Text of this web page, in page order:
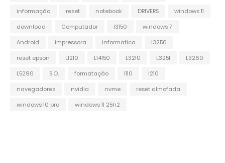
informação
reset notebook DRIVERS
windows 11
download
Computador l3150
windows 7
Android
impressora informatica
l3250
reset epson
L1210 L14150 L3210 L3251
L3260
L5290
S.O. formatação l110
l210
navegadores
nvidia nvme
reset almofada
windows 10 pro
windows 11 25h2